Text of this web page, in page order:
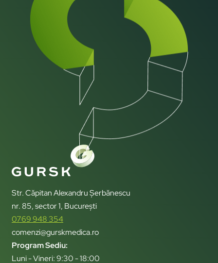
Str. Căpitan Alexandru Șerbănescu
nr. 85, sector 1, București
0769 948 354
comenzi@gurskmedica.ro
Program Sediu:
Luni - Vineri: 9:30 - 18:00